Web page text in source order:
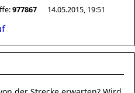
977867 14.05.2015, 19:51